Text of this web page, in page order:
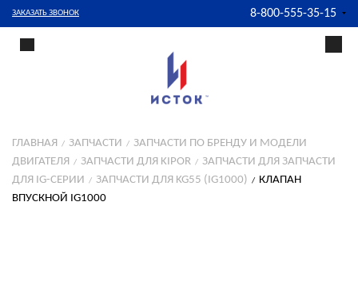
ЗАКАЗАТЬ ЗВОНОК 8-800-555-35-15
ГЛАВНАЯ ЗАПЧАСТИ
ЗАПЧАСТИ ПО БРЕНДУ И МОДЕЛИ
ДВИГАТЕЛЯ
ЗАПЧАСТИ ДЛЯ KIPOR
ЗАПЧАСТИ ДЛЯ ЗАПЧАСТИ
ДЛЯ IG-СЕРИИ
ЗАПЧАСТИ ДЛЯ KG55 (IG1000)
КЛАПАН
ВПУСКНОЙ IG1000